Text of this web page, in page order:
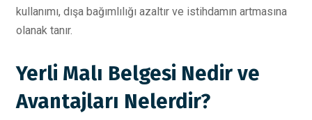
kullanımı, dışa bağımlılığı azaltır ve istihdamın artmasına
olanak tanır.
Yerli Malı Belgesi Nedir ve
Avantajları Nelerdir?